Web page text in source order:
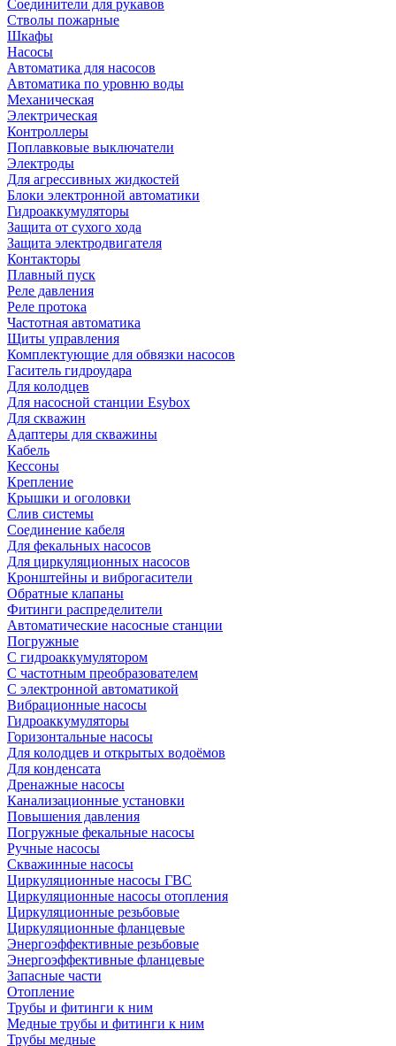
Соединители для рукавов
Стволы пожарные
Шкафы
Насосы
Автоматика для насосов
Автоматика по уровню воды
Механическая
Электрическая
Контроллеры
Поплавковые выключатели
Электроды
Для агрессивных жидкостей
Блоки электронной автоматики
Гидроаккумуляторы
Защита от сухого хода
Защита электродвигателя
Контакторы
Плавный пуск
Реле давления
Реле протока
Частотная автоматика
Щиты управления
Комплектующие для обвязки насосов
Гаситель гидроудара
Для колодцев
Для насосной станции Esybox
Для скважин
Адаптеры для скважины
Кабель
Кессоны
Крепление
Крышки и оголовки
Слив системы
Соединение кабеля
Для фекальных насосов
Для циркуляционных насосов
Кронштейны и виброгасители
Обратные клапаны
Фитинги распределители
Автоматические насосные станции
Погружные
С гидроаккумулятором
С частотным преобразователем
С электронной автоматикой
Вибрационные насосы
Гидроаккумуляторы
Горизонтальные насосы
Для колодцев и открытых водоёмов
Для конденсата
Дренажные насосы
Канализационные установки
Повышения давления
Погружные фекальные насосы
Ручные насосы
Скважинные насосы
Циркуляционные насосы ГВС
Циркуляционные насосы отопления
Циркуляционные резьбовые
Циркуляционные фланцевые
Энергоэффективные резьбовые
Энергоэффективные фланцевые
Запасные части
Отопление
Трубы и фитинги к ним
Медные трубы и фитинги к ним
Трубы медные